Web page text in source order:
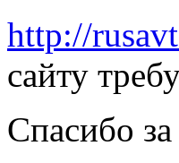
http://
сайту
Спасибо